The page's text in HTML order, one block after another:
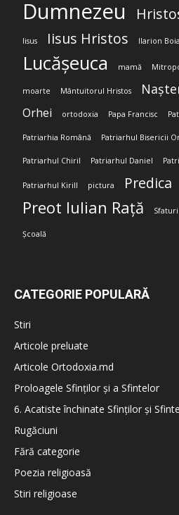
Dumnezeu
Iisus Iisus Hristos Ilarion
Lucășeuca mamă
moarte Mântuitorul Hristos
Orhei ortodoxia Papa Francisc
Patriarhia Română Patriarhul Bisericii
Patriarhul Chiril Patriarhul Daniel
Patriarhul Kirill pictura Predica
Preot Iulian Rață
Școală
CATEGORIE POPULARĂ
Stiri
Articole preluate
Articole Ortodoxia.md
Proloagele Sfinților și a Sfintelor
6. Acatiste închinate Sfinților și
Rugăciuni
Fără categorie
Poezia religioasă
Stiri religioase